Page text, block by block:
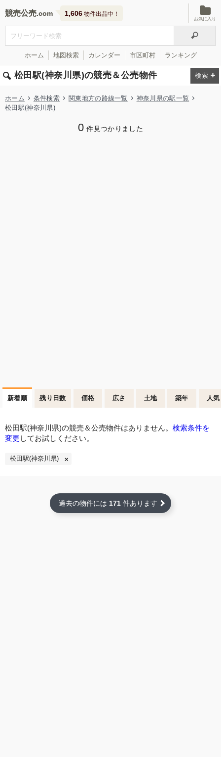
競売公売 1,606 物件出品中！
お気に入り
ホーム 地図検索 カレンダー 市区町村 ランキング
松田駅(神奈川県)の競売＆公売物件
ホーム 条件検索 関東地方の路線一覧
神奈川県の駅一覧
松田駅(神奈川県)
0 件見つかりました
新着順 残り日数 価格 広さ 土地 築年 人気
松田駅(神奈川県)の競売＆公売物件はありません。 検索条件を
変更 してお試しください。
松田駅(神奈川県)
過去の物件には 171 件あります